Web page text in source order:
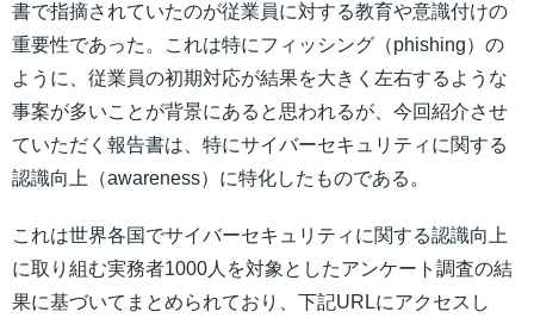
書で指摘されていたのが従業員に対する教育や意識付けの
重要性であった。これは特にフィッシング（phishing）の
ように、従業員の初期対応が結果を大きく左右するような
事案が多いことが背景にあると思われるが、今回紹介させ
ていただく報告書は、特にサイバーセキュリティに関する
認識向上（awareness）に特化したものである。
これは世界各国でサイバーセキュリティに関する認識向上
に取り組む実務者1000人を対象としたアンケート調査の結
果に基づいてまとめられており、下記URLにアクセスし